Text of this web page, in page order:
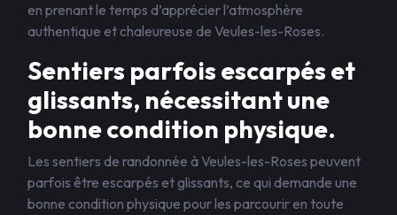
en prenant le temps d’apprécier l’atmosphère
authentique et chaleureuse de Veules-les-Roses.
Sentiers parfois escarpés et
glissants, nécessitant une
bonne condition physique.
Les sentiers de randonnée à Veules-les-Roses peuvent
parfois être escarpés et glissants, ce qui demande une
bonne condition physique pour les parcourir en toute